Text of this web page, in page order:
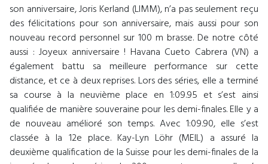
son anniversaire, Joris Kerland (LIMM), n’a pas seulement reçu
des félicitations pour son anniversaire, mais aussi pour son
nouveau record personnel sur 100 m brasse. De notre côté
aussi : Joyeux anniversaire ! Havana Cueto Cabrera (VN) a
également battu sa meilleure performance sur cette
distance, et ce à deux reprises. Lors des séries, elle a terminé
sa course à la neuvième place en 1:09.95 et s’est ainsi
qualifiée de manière souveraine pour les demi-finales. Elle y a
de nouveau amélioré son temps. Avec 1:09.90, elle s’est
classée à la 12e place. Kay-Lyn Löhr (MEIL) a assuré la
deuxième qualification de la Suisse pour les demi-finales de la